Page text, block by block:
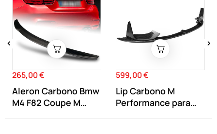
Precio
265,00 €
Aleron Carbono Bmw
M4 F82 Coupe M
Precio
599,00 €
Lip Carbono M
Performance para